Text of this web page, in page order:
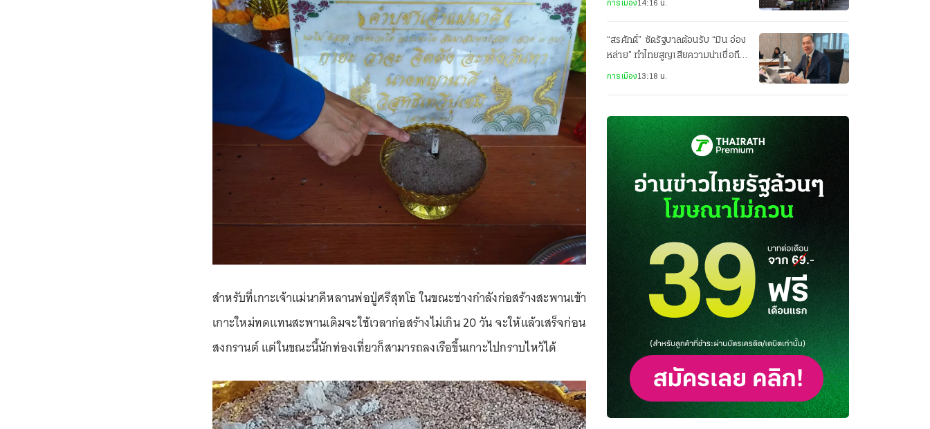
สำหรับที่เกาะเจ้าแม่นาคีหลานพ่อปู่ศรีสุทโธ ในขณะช่างกำลังก่อสร้างสะพานเข้า
เกาะใหม่ทดแทนสะพานเดิมจะใช้เวลาก่อสร้างไม่เกิน 20 วัน จะให้แล้วเสร็จก่อน
สงกรานต์ แต่ในขณะนี้นักท่องเที่ยวก็สามารถลงเรือขึ้นเกาะไปกราบไหว้ได้
การเมือง14:16 น.
“สรศักดิ์” ซัดรัฐบาลต้อนรับ “มิน อ่อง
หล่าย” ทำไทยสูญเสียความน่าเชื่อถือ
ในเวทีโลก
การเมือง13:18 น.